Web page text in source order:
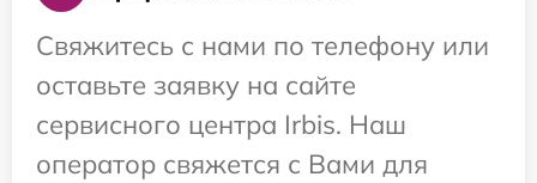
Свяжитесь с нами по телефону или
оставьте заявку на сайте
сервисного центра Irbis. Наш
оператор свяжется с Вами для